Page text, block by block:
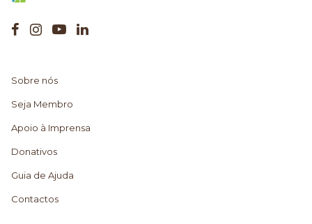
Sobre nós
Seja Membro
Apoio à Imprensa
Donativos
Guia de Ajuda
Contactos